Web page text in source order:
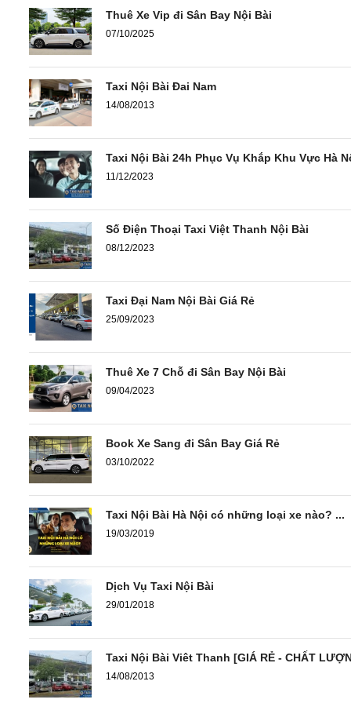
Thuê Xe Vip đi Sân Bay Nội Bài
07/10/2025
Taxi Nội Bài Đai Nam
14/08/2013
Taxi Nội Bài 24h Phục Vụ Khắp Khu Vực Hà
11/12/2023
Số Điện Thoại Taxi Việt Thanh Nội Bài
08/12/2023
Taxi Đại Nam Nội Bài Giá Rẻ
25/09/2023
Thuê Xe 7 Chỗ đi Sân Bay Nội Bài
09/04/2023
Book Xe Sang đi Sân Bay Giá Rẻ
03/10/2022
Taxi Nội Bài Hà Nội có những loại xe nào? ...
19/03/2019
Dịch Vụ Taxi Nội Bài
29/01/2018
Taxi Nội Bài Viêt Thanh [GIÁ RẺ - CHẤT
14/08/2013